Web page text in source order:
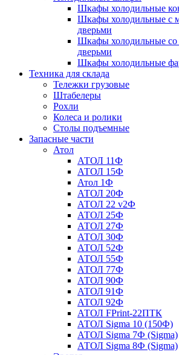
Шкафы холодильные
Шкафы холодильные с
дверьми
Шкафы холодильные со
дверьми
Шкафы холодильные
Техника для склада
Тележки грузовые
Штабелеры
Рохли
Колеса и ролики
Столы подъемные
Запасные части
Атол
АТОЛ 11Ф
АТОЛ 15Ф
Атол 1Ф
АТОЛ 20Ф
АТОЛ 22 v2Ф
АТОЛ 25Ф
АТОЛ 27Ф
АТОЛ 30Ф
АТОЛ 52Ф
АТОЛ 55Ф
АТОЛ 77Ф
АТОЛ 90Ф
АТОЛ 91Ф
АТОЛ 92Ф
АТОЛ FPrint-22ПТК
АТОЛ Sigma 10 (150Ф)
АТОЛ Sigma 7Ф (Sigma)
АТОЛ Sigma 8Ф (Sigma)